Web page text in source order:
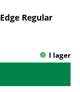
Regular